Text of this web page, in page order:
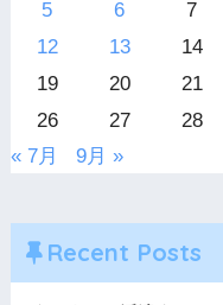
5 6 7
12
13 14
19
20 21
26
27 28
« 7月
9月 »
Recent Posts